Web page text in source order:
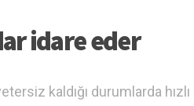
idare eder
kaldığı durumlarda